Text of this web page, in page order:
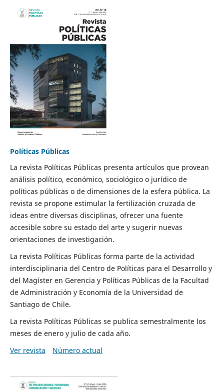
Políticas Públicas
La revista Políticas Públicas presenta artículos que provean
análisis político, económico, sociológico o jurídico de
políticas públicas o de dimensiones de la esfera pública. La
revista se propone estimular la fertilización cruzada de
ideas entre diversas disciplinas, ofrecer una fuente
accesible sobre su estado del arte y sugerir nuevas
orientaciones de investigación.
La revista Políticas Públicas forma parte de la actividad
interdisciplinaria del Centro de Políticas para el Desarrollo y
del Magíster en Gerencia y Políticas Públicas de la Facultad
de Administración y Economía de la Universidad de
Santiago de Chile.
La revista Políticas Públicas se publica semestralmente los
meses de enero y julio de cada año.
Ver revista
Número actual